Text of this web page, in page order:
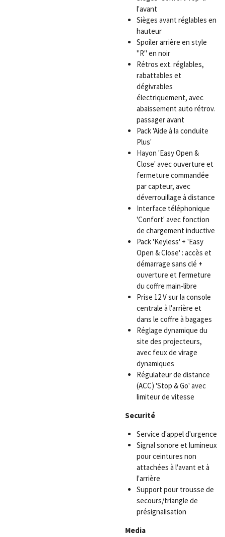
l'avant
Sièges avant réglables en
hauteur
Spoiler arrière en style
"R" en noir
Rétros ext. réglables,
rabattables et
dégivrables
électriquement, avec
abaissement auto rétrov.
passager avant
Pack 'Aide à la conduite
Plus'
Hayon 'Easy Open &
Close' avec ouverture et
fermeture commandée
par capteur, avec
déverrouillage à distance
Interface téléphonique
'Confort' avec fonction
de chargement inductive
Pack 'Keyless' + 'Easy
Open & Close' : accès et
démarrage sans clé +
ouverture et fermeture
du coffre main-libre
Prise 12 V sur la console
centrale à l'arrière et
dans le coffre à bagages
Réglage dynamique du
site des projecteurs,
avec feux de virage
dynamiques
Régulateur de distance
(ACC) 'Stop & Go' avec
limiteur de vitesse
Securité
Service d'appel d'urgence
Signal sonore et lumineux
pour ceintures non
attachées à l'avant et à
l'arrière
Support pour trousse de
secours/triangle de
présignalisation
Media